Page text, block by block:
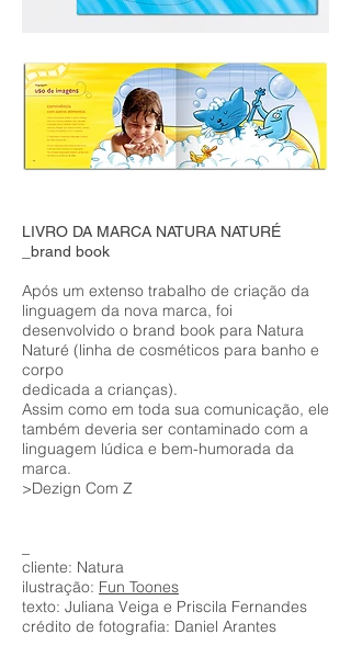
LIVRO DA MARCA NATURA NATURÉ
_brand book
Após um extenso trabalho de criação da
linguagem da nova marca, foi
desenvolvido o brand book para Natura
Naturé (linha de cosméticos para banho e
corpo
dedicada a crianças).
Assim como em toda sua comunicação, ele
também deveria ser contaminado com a
linguagem lúdica e bem-humorada da
marca.
>Dezign Com Z
cliente: Natura
ilustração: Fun Toones
texto: Juliana Veiga e Priscila Fernandes
crédito de fotografia: Daniel Arantes